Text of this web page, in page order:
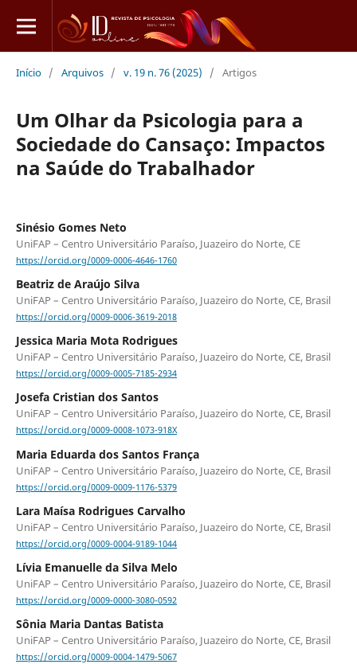
Início / Arquivos / v. 19 n. 76 (2025) / Artigos
Um Olhar da Psicologia para a
Sociedade do Cansaço: Impactos
na Saúde do Trabalhador
Sinésio Gomes Neto
UniFAP – Centro Universitário Paraíso, Juazeiro do Norte, CE
https://orcid.org/0009-0006-4646-1760
Beatriz de Araújo Silva
UniFAP – Centro Universitário Paraíso, Juazeiro do Norte, CE, Brasil
https://orcid.org/0009-0006-3619-2018
Jessica Maria Mota Rodrigues
UniFAP – Centro Universitário Paraíso, Juazeiro do Norte, CE, Brasil
https://orcid.org/0009-0005-7185-2934
Josefa Cristian dos Santos
UniFAP – Centro Universitário Paraíso, Juazeiro do Norte, CE, Brasil
https://orcid.org/0009-0008-1073-918X
Maria Eduarda dos Santos França
UniFAP – Centro Universitário Paraíso, Juazeiro do Norte, CE, Brasil
https://orcid.org/0009-0009-1176-5379
Lara Maísa Rodrigues Carvalho
UniFAP – Centro Universitário Paraíso, Juazeiro do Norte, CE, Brasil
https://orcid.org/0009-0004-9189-1044
Lívia Emanuelle da Silva Melo
UniFAP – Centro Universitário Paraíso, Juazeiro do Norte, CE, Brasil
https://orcid.org/0009-0000-3080-0592
Sônia Maria Dantas Batista
UniFAP – Centro Universitário Paraíso, Juazeiro do Norte, CE, Brasil
https://orcid.org/0009-0004-1479-5067